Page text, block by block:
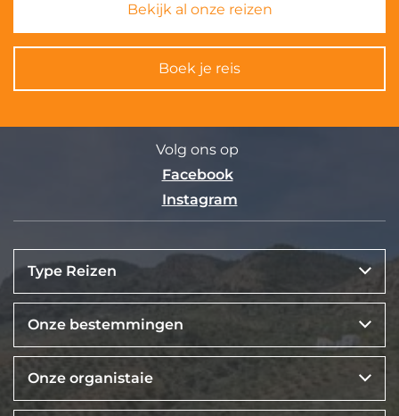
Bekijk al onze reizen
Boek je reis
Volg ons op
Facebook
Instagram
Type Reizen
Onze bestemmingen
Onze organistaie